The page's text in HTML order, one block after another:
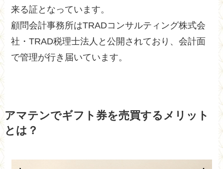
来る証となっています。
顧問会計事務所はTRADコンサルティング株式会
社・TRAD税理士法人と公開されており、会計面
で管理が行き届いています。
アマテンでギフト券を売買するメリット
とは？